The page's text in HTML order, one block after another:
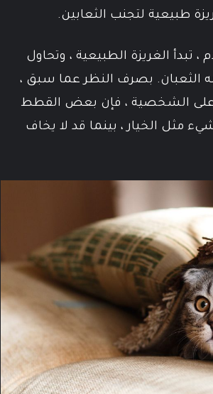
طبيعية لتجنب الثعابين.
تبدأ الغريزة الطبيعية ، وتحاول
الثعبان. بصرف النظر عما سبق ،
على الشخصية ، فإن بعض القطط
مثل الخيار ، بينما قد لا يخاف